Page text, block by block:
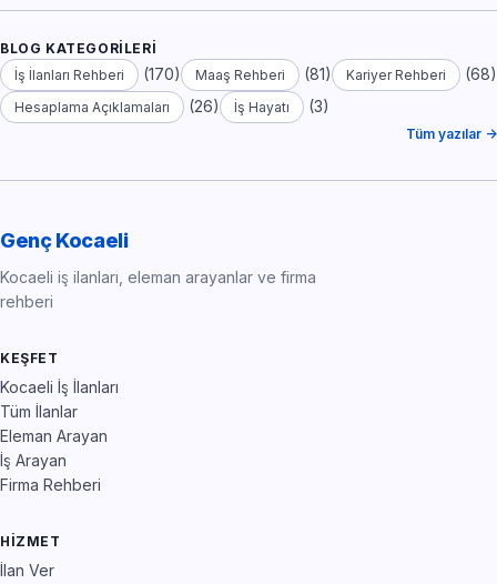
BLOG KATEGORILERI
İş İlanları Rehberi
(170) Maaş Rehberi (81) Kariyer Rehberi (68)
Hesaplama Açıklamaları (26) İş Hayatı (3)
Tüm yazılar →
Genç Kocaeli
Kocaeli iş ilanları, eleman arayanlar ve firma
rehberi
KEŞFET
Kocaeli İş İlanları
Tüm İlanlar
Eleman Arayan
İş Arayan
Firma Rehberi
HIZMET
İlan Ver